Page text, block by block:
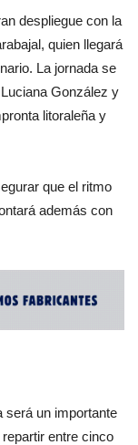
despliegue con la
quien llegará
La jornada se
González y
litoraleña y
que el ritmo
además con
será un importante
entre cinco